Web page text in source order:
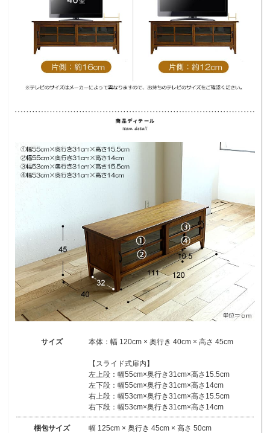
サイズ 本体：幅 120cm × 奥行き 40cm × 高さ 45cm
【スライド式扉内】
左上段：幅55cm×奥行き31cm×高さ15.5cm
左下段：幅55cm×奥行き31cm×高さ14cm
右上段：幅53cm×奥行き31cm×高さ15.5cm
右下段：幅53cm×奥行き31cm×高さ14cm
梱包サイズ 幅 125cm × 奥行き 45cm × 高さ 50cm